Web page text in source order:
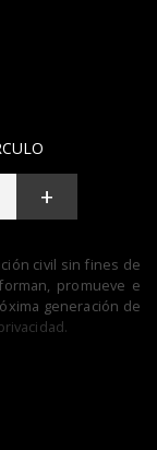
+
civil sin fines de
promueve e
generación de